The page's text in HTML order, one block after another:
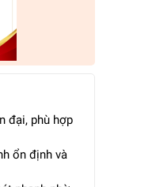
đại, phù hợp
ổn định và